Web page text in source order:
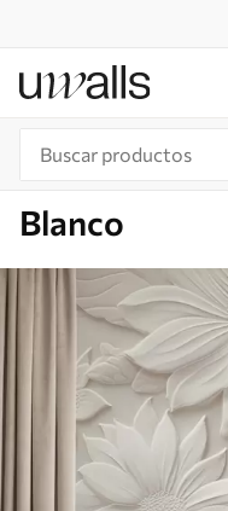
Blanco